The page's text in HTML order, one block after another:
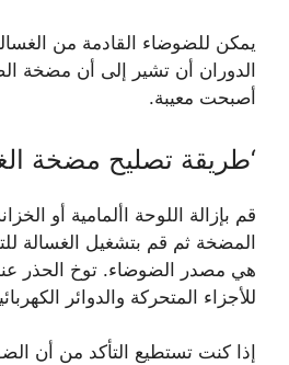
يمكن للضوضاء القادمة من
الدوران أن تشير إلى أن مضخة
أصبحت معيبة.
‘طريقة تصليح مضخة
قم بإزالة اللوحة األمامية أو
المضخة ثم قم بتشغيل الغسالة
هي مصدر الضوضاء. توخ الحذر
للأجزاء المتحركة والدوائر
إذا كنت تستطيع التأكد من أن